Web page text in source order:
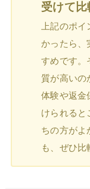
受けて比
上記のポ
かったら、
すめです。
質が高いの
体験や返金
けられると
ちの方が
も、ぜひ比